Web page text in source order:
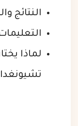
النتائج
لماذا